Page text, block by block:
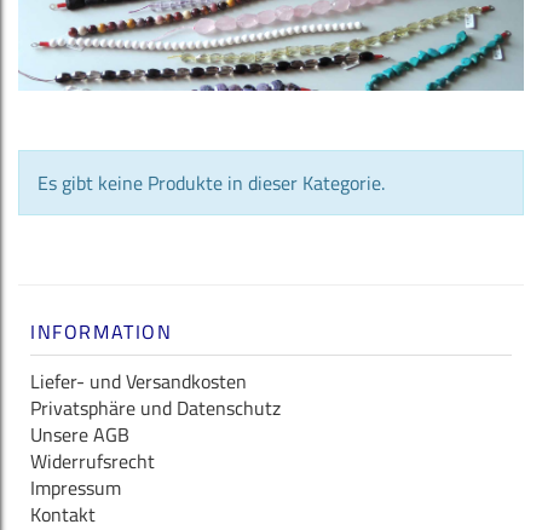
Es gibt keine Produkte in dieser Kategorie.
INFORMATION
Liefer- und Versandkosten
Privatsphäre und Datenschutz
Unsere AGB
Widerrufsrecht
Impressum
Kontakt